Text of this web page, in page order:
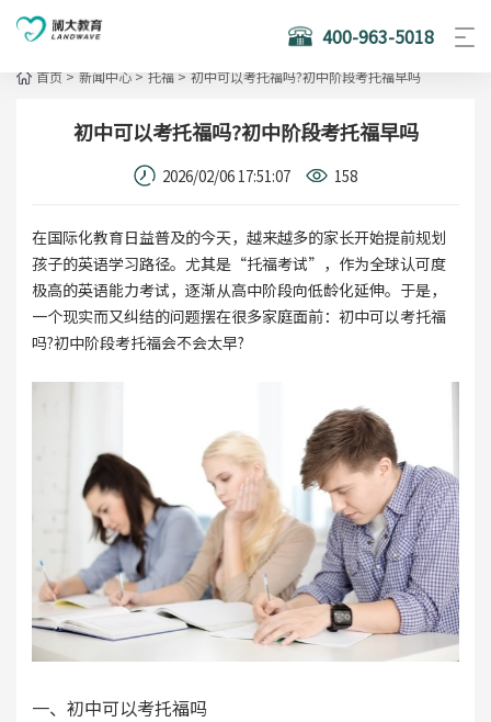
400-963-5018
首页 > 新闻中心 > 托福 > 初中可以考托福吗?初中阶段考托福早吗
初中可以考托福吗?初中阶段考托福早吗
2026/02/06 17:51:07 158
在国际化教育日益普及的今天，越来越多的家长开始提前规划
孩子的英语学习路径。尤其是“托福考试”，作为全球认可度
极高的英语能力考试，逐渐从高中阶段向低龄化延伸。于是，
一个现实而又纠结的问题摆在很多家庭面前：初中可以考托福
吗?初中阶段考托福会不会太早?
一、初中可以考托福吗